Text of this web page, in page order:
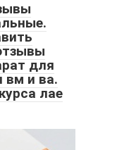
для
вм и ва.
лае